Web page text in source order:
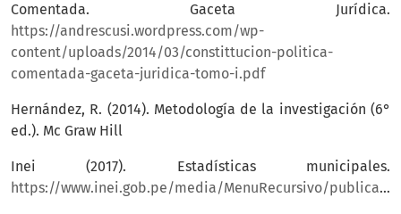
Comentada. Gaceta Jurídica.
https://andrescusi.wordpress.com/wp-
content/uploads/2014/03/constittucion-politica-
comentada-gaceta-juridica-tomo-i.pdf
Hernández, R. (2014). Metodología de la investigación (6°
ed.). Mc Graw Hill
Inei (2017). Estadísticas municipales.
https://www.inei.gob.pe/media/MenuRecursivo/publicaciones_digitales/Est/Lib1534/cap12.pdf